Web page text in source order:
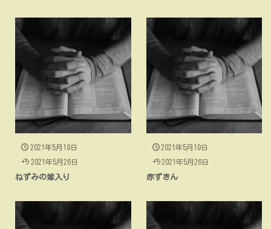
2021年5月19日
2021年5月26日
ねずみの嫁入り
2021年5月19日
2021年5月26日
赤ずきん